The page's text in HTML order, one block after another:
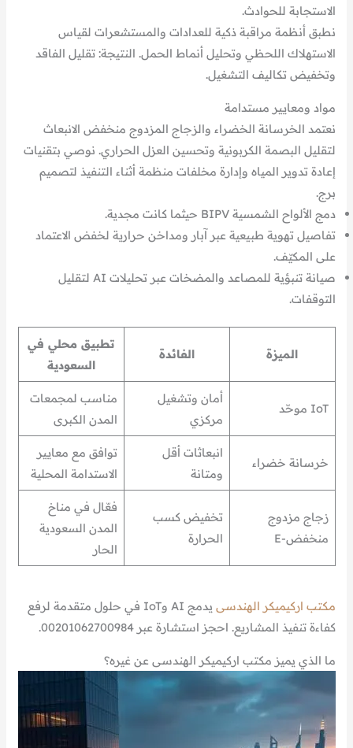
الاستجابة للحوادث.
نطبق أنظمة مراقبة ذكية للعدادات والمستشعرات لقياس
الاستهلاك اللحظي وتحليل أنماط الحمل. النتيجة: تقليل الفاقد
وتخفيض تكاليف التشغيل.
مواد ومعايير مستدامة
نعتمد الخرسانة الخضراء والزجاج المزدوج منخفض الانبعاث
لتقليل البصمة الكربونية وتحسين العزل الحراري. نوصي بتقنيات
إعادة تدوير المياه وإدارة مخلفات منظمة أثناء التنفيذ لتصميم
برج.
دمج الألواح الشمسية BIPV حيثما كانت مجدية.
تفاصيل تهوية طبيعية عبر آبار ومداخن حرارية لخفض الاعتماد
على المكيّف.
صيانة تنبؤية للمصاعد والمضخات عبر تحليلات AI لتقليل
التوقفات.
الميزة الفائدة
تطبيق محلي في
السعودية
IoT موحّد
أمان وتشغيل
مركزي
مناسب لمجمعات
المدن الكبرى
خرسانة خضراء
انبعاثات أقل
ومتانة
توافق مع معايير
الاستدامة المحلية
زجاج مزدوج
منخفض-E
تخفيض كسب
الحرارة
فعّال في مناخ
المدن السعودية
الحار
مكتب اركيميكر الهندسى
يدمج AI وIoT في حلول متقدمة لرفع
كفاءة تنفيذ المشاريع. احجز استشارة عبر 00201062700984.
ما الذي يميز مكتب اركيميكر الهندسى عن غيره؟